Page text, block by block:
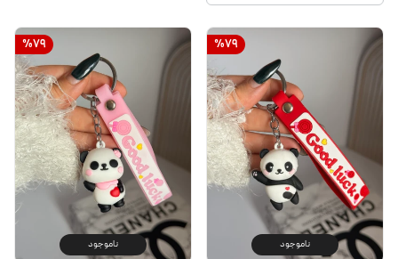
%79
ناموجود
%79
ناموجود